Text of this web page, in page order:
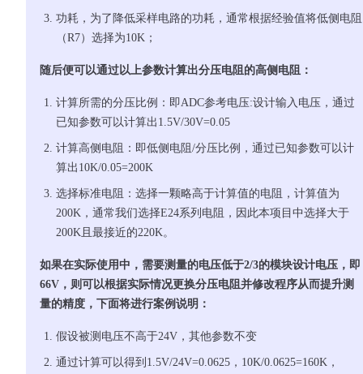
功耗，为了降低采样电路的功耗，通常根据经验值将低侧电阻
（R7）选择为10K；
随后便可以通过以上参数计算出分压电阻的高侧电阻：
计算所需的分压比例：即ADC参考电压:设计输入电压，通过
已知参数可以计算出1.5V/30V=0.05
计算高侧电阻：即低侧电阻/分压比例，通过已知参数可以计
算出10K/0.05=200K
选择标准电阻：选择一颗略高于计算值的电阻，计算值为
200K，通常我们选择E24系列电阻，因此本项目中选择大于
200K且最接近的220K。
如果在实际使用中，需要测量的电压低于2/3的模块设计电压，即
66V，则可以根据实际情况更换分压电阻并修改程序从而提升测
量的精度，下面将进行案例说明：
假设被测电压不高于24V，其他参数不变
通过计算可以得到1.5V/24V=0.0625，10K/0.0625=160K，